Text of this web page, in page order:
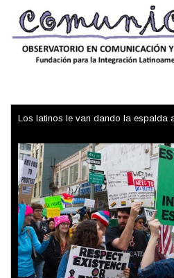
Los latinos le van dando la espalda